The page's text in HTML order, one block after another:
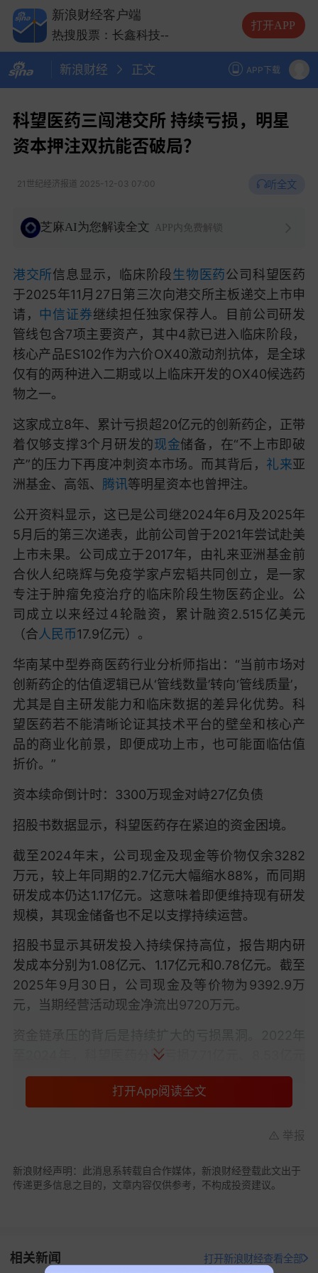
新浪财经客户端
热搜股票：云南锗业
热搜股票：长鑫科技--
热搜股票：中际旭创--
热搜股票：兆易创新
热搜股票：云南锗业--
打开APP
新浪财经 正文 APP下载
科望医药三闯港交所 持续亏损，明星
资本押注双抗能否破局？
21世纪经济报道 2025-12-03 07:00 听全文
芝麻AI为您解读全文 APP内免费解锁
港交所信息显示，临床阶段生物医药公司科望医药
于2025年11月27日第三次向港交所主板递交上市申
请， 中信证券继续担任独家保荐人。目前公司研发
管线包含7项主要资产，其中4款已进入临床阶段，
核心产品ES102作为六价OX40激动剂抗体，是全球
仅有的两种进入二期或以上临床开发的OX40候选药
物之一。
这家成立8年、累计亏损超20亿元的创新药企，正带
着仅够支撑3个月研发的现金储备，在“不上市即破
产”的压力下再度冲刺资本市场。而其背后， 礼来亚
洲基金、高瓴、 腾讯等明星资本也曾押注。
公开资料显示，这已是公司继2024年6月及2025年
5月后的第三次递表，此前公司曾于2021年尝试赴美
上市未果。公司成立于2017年，由礼来亚洲基金前
合伙人纪晓辉与免疫学家卢宏韬共同创立，是一家
专注于肿瘤免疫治疗的临床阶段生物医药企业。公
司成立以来经过4轮融资，累计融资2.515亿美元
（合人民币17.9亿元）。
华南某中型券商医药行业分析师指出：“当前市场对
创新药企的估值逻辑已从‘管线数量’转向‘管线质量’，
尤其是自主研发能力和临床数据的差异化优势。科
望医药若不能清晰论证其技术平台的壁垒和核心产
品的商业化前景，即便成功上市，也可能面临估值
折价。”
资本续命倒计时：3300万现金对峙27亿负债
招股书数据显示，科望医药存在紧迫的资金困境。
截至2024年末，公司现金及现金等价物仅余3282
万元，较上年同期的2.7亿元大幅缩水88%，而同期
研发成本仍达1.17亿元。这意味着即便维持现有研发
规模，其现金储备也不足以支撑持续运营。
招股书显示其研发投入持续保持高位，报告期内研
发成本分别为1.08亿元、1.17亿元和0.78亿元。截至
2025年9月30日，公司现金及等价物为9392.9万
元，当期经营活动现金净流出9720万元。
至2024年，科望医药分别亏损7.71亿元、8.53亿元
和0.88亿元，三年累计亏损17.12亿元，加上此前年
度亏损，公司累计亏损已达20.67亿元。更严峻的
年末公司净负债额高达27.38亿元，且这些优先股附
公司需按发行价加8%年化单利履行赎回义务。
外包研发服务费减少1.38亿元，雇员成本降低7260
打开App阅读全文
举报
新浪财经声明：此消息系转载自合作媒体，新浪财经登载此文出于
传递更多信息之目的，文章内容仅供参考，不构成投资建议。
相关新闻 打开新浪财经查看全部